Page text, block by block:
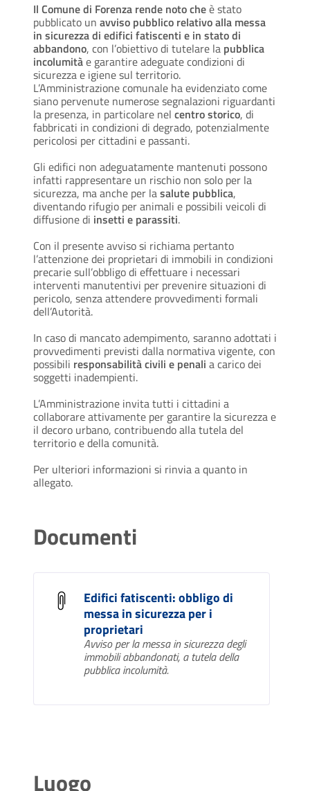
Il Comune di Forenza rende noto cheè stato
pubblicato un avviso pubblico relativo alla messa
in sicurezza di edifici fatiscenti e in stato di
abbandono, con l’obiettivo di tutelare la pubblica
incolumitàe garantire adeguate condizioni di
sicurezza e igiene sul territorio.
L’Amministrazione comunale ha evidenziato come
siano pervenute numerose segnalazioni riguardanti
la presenza, in particolare nel centro storico, di
fabbricati in condizioni di degrado, potenzialmente
pericolosi per cittadini e passanti.
Gli edifici non adeguatamente mantenuti possono
infatti rappresentare un rischio non solo per la
sicurezza, ma anche per lasalute pubblica,
diventando rifugio per animali e possibili veicoli di
diffusione di insetti e parassiti.
Con il presente avviso si richiama pertanto
l’attenzione dei proprietari di immobili in condizioni
precarie sull’obbligo di effettuare i necessari
interventi manutentivi per prevenire situazioni di
pericolo, senza attendere provvedimenti formali
dell’Autorità.
In caso di mancato adempimento, saranno adottati i
provvedimenti previsti dalla normativa vigente, con
possibili responsabilità civili e penali a carico dei
soggetti inadempienti.
L’Amministrazione invita tutti i cittadini a
collaborare attivamente per garantire la sicurezza e
il decoro urbano, contribuendo alla tutela del
territorio e della comunità.
Per ulteriori informazioni si rinvia a quanto in
allegato.
Documenti
Edifici fatiscenti: obbligo di
messa in sicurezza per i
proprietari
Avviso per la messa in sicurezza degli
immobili abbandonati, a tutela della
pubblica incolumità.
Luogo